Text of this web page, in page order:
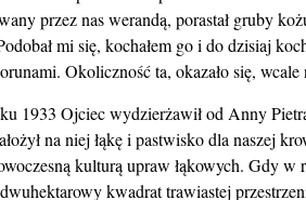
przez nas werandą, porastał gruby
mi się, kochałem go i do dzisiaj
Okoliczność ta, okazało się,
1933 Ojciec wydzierżawił od Anny
na niej łąkę i pastwisko dla naszej
kulturą upraw łąkowych. Gdy w
dwuhektarowy kwadrat trawiastej